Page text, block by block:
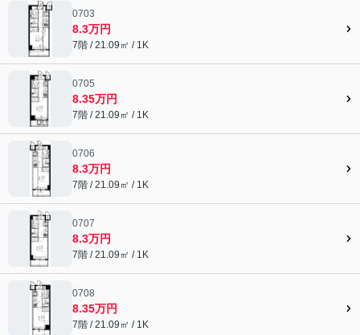
0703
8.3万円
7階 / 21.09㎡ / 1K
0705
8.35万円
7階 / 21.09㎡ / 1K
0706
8.3万円
7階 / 21.09㎡ / 1K
0707
8.3万円
7階 / 21.09㎡ / 1K
0708
8.35万円
7階 / 21.09㎡ / 1K